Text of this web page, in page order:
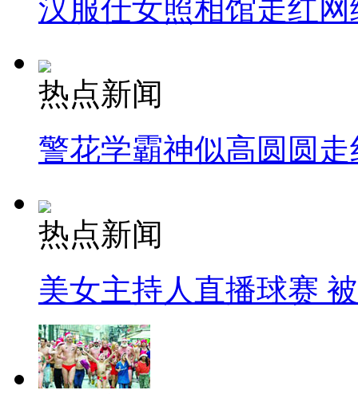
汉服仕女照相馆走红网
热点新闻
警花学霸神似高圆圆走
热点新闻
美女主持人直播球赛